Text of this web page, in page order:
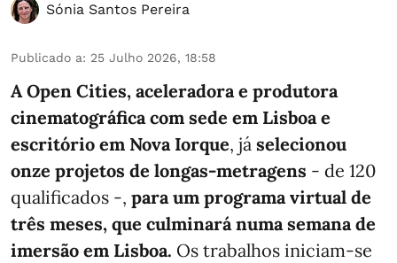
Sónia Santos Pereira
Publicado a: 25 Julho 2026, 18:58
A Open Cities, aceleradora e produtora
cinematográfica com sede em Lisboa e
escritório em Nova Iorque, já selecionou
onze projetos de longas-metragens - de 120
qualificados -, para um programa virtual de
três meses, que culminará numa semana de
imersão em Lisboa. Os trabalhos iniciam-se